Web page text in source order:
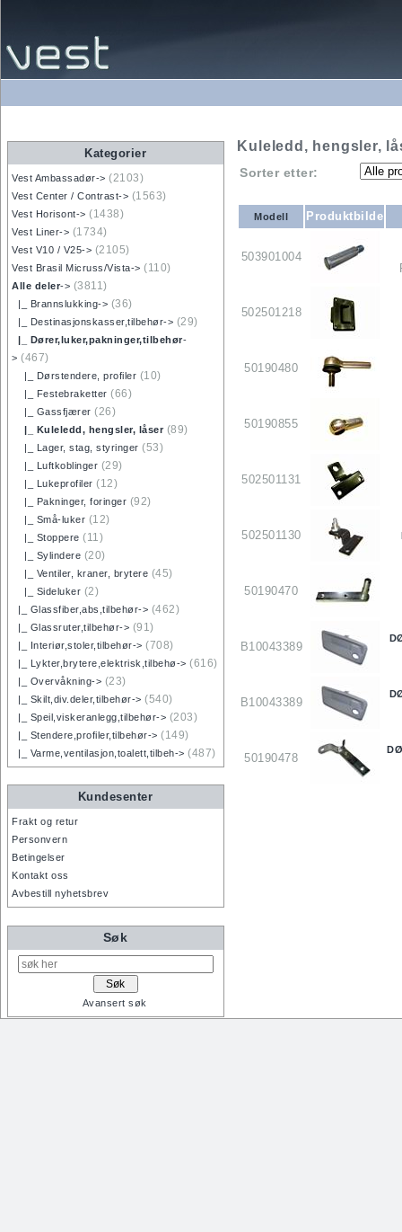
Kategorier
Vest Ambassadør-> (2103)
Vest Center / Contrast-> (1563)
Vest Horisont-> (1438)
Vest Liner-> (1734)
Vest V10 / V25-> (2105)
Vest Brasil Micruss/Vista-> (110)
Alle deler-> (3811)
|_ Brannslukking-> (36)
|_ Destinasjonskasser,tilbehør-> (29)
|_ Dører,luker,pakninger,tilbehør-
> (467)
|_ Dørstendere, profiler (10)
|_ Festebraketter (66)
|_ Gassfjærer (26)
|_ Kuleledd, hengsler, låser (89)
|_ Lager, stag, styringer (53)
|_ Luftkoblinger (29)
|_ Lukeprofiler (12)
|_ Pakninger, foringer (92)
|_ Små-luker (12)
|_ Stoppere (11)
|_ Sylindere (20)
|_ Ventiler, kraner, brytere (45)
|_ Sideluker (2)
|_ Glassfiber,abs,tilbehør-> (462)
|_ Glassruter,tilbehør-> (91)
|_ Interiør,stoler,tilbehør-> (708)
|_ Lykter,brytere,elektrisk,tilbehø-> (616)
|_ Overvåkning-> (23)
|_ Skilt,div.deler,tilbehør-> (540)
|_ Speil,viskeranlegg,tilbehør-> (203)
|_ Stendere,profiler,tilbehør-> (149)
|_ Varme,ventilasjon,toalett,tilbeh-> (487)
Kundesenter
Frakt og retur
Personvern
Betingelser
Kontakt oss
Avbestill nyhetsbrev
Søk
Avansert søk
Kuleledd, hengsler,
Sorter etter:
Modell Produktbilde
503901004
502501218
50190480
50190855
502501131
502501130
50190470
B10043389
B10043389
50190478